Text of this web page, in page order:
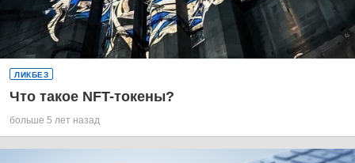
ЛИКБЕЗ
Что такое NFT-токены?
больше 5 лет назад